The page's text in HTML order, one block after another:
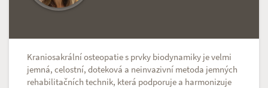
Kraniosakrální osteopatie s prvky biodynamiky je velmi
jemná, celostní, doteková a neinvazivní metoda jemných
rehabilitačních technik, která podporuje a harmonizuje